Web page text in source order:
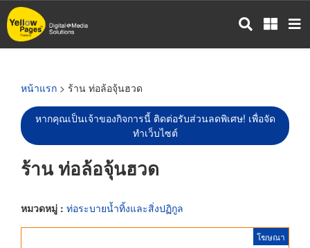
ข้าม
ไป
หน้าแรก > ร้าน ท่อล้อจุ้นฮวด
หากคุณเป็นเจ้าของกิจการนี้ ติดต่อรับส่วนลดพิเศษ! เพื่อจัด
ทำเว็บไซต์
ร้าน ท่อล้อจุ้นฮวด
หมวดหมู่ : ท่อระบายน้ำทิ้งและสิ่งปฏิกูล
โฆษณา